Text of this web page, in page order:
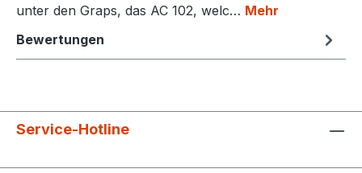
unter den Graps, das AC 102, welc… Mehr
Bewertungen
Service-Hotline